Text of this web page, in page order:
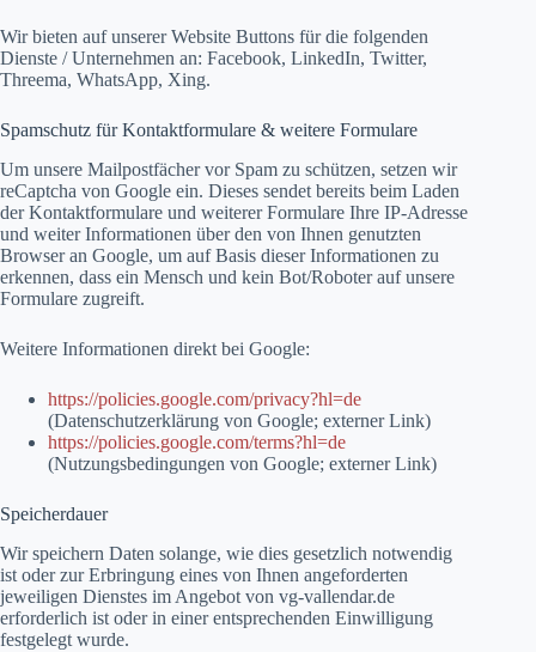
Wir bieten auf unserer Website Buttons für die folgenden
Dienste / Unternehmen an: Facebook, LinkedIn, Twitter,
Threema, WhatsApp, Xing.
Spamschutz für Kontaktformulare & weitere Formulare
Um unsere Mailpostfächer vor Spam zu schützen, setzen wir
reCaptcha von Google ein. Dieses sendet bereits beim Laden
der Kontaktformulare und weiterer Formulare Ihre IP-Adresse
und weiter Informationen über den von Ihnen genutzten
Browser an Google, um auf Basis dieser Informationen zu
erkennen, dass ein Mensch und kein Bot/Roboter auf unsere
Formulare zugreift.
Weitere Informationen direkt bei Google:
https://policies.google.com/privacy?hl=de
(Datenschutzerklärung von Google; externer Link)
https://policies.google.com/terms?hl=de
(Nutzungsbedingungen von Google; externer Link)
Speicherdauer
Wir speichern Daten solange, wie dies gesetzlich notwendig
ist oder zur Erbringung eines von Ihnen angeforderten
jeweiligen Dienstes im Angebot von vg-vallendar.de
erforderlich ist oder in einer entsprechenden Einwilligung
festgelegt wurde.